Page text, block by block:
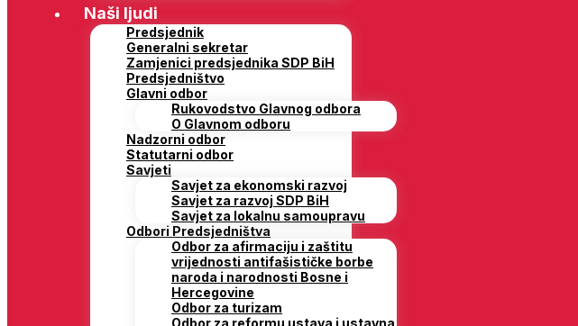
Naši ljudi
Predsjednik
Generalni sekretar
Zamjenici predsjednika SDP BiH
Predsjedništvo
Glavni odbor
Rukovodstvo Glavnog odbora
O Glavnom odboru
Nadzorni odbor
Statutarni odbor
Savjeti
Savjet za ekonomski razvoj
Savjet za razvoj SDP BiH
Savjet za lokalnu samoupravu
Odbori Predsjedništva
Odbor za afirmaciju i zaštitu
vrijednosti antifašističke borbe
naroda i narodnosti Bosne i
Hercegovine
Odbor za turizam
Odbor za reformu ustava i ustavna